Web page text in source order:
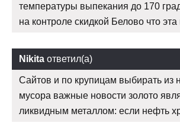
температуры выпекания до 170
на контроле скидкой Белово что эта
Nikita ответил(а)
Сайтов и по крупицам выбирать из
мусора важные новости золото
ликвидным металлом: если нефть